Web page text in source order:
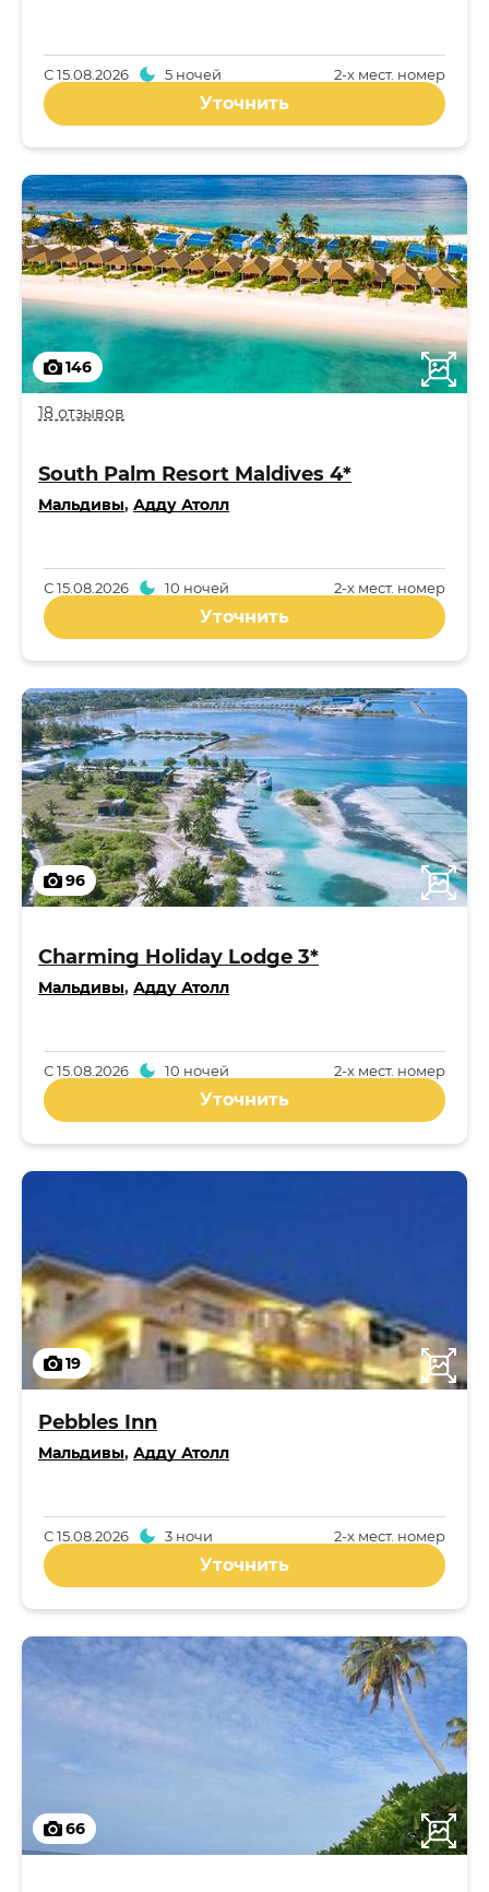
2-x мест. номер
С15.08.2026 5 ночей
Уточнить
146
18 отзывов
South Palm Resort Maldives 4*
Мальдивы, Адду Атолл
2-x мест. номер
С15.08.2026 10 ночей
Уточнить
96
Charming Holiday Lodge 3*
Мальдивы, Адду Атолл
2-x мест. номер
С15.08.2026 10 ночей
Уточнить
19
Pebbles Inn
Мальдивы, Адду Атолл
2-x мест. номер
С15.08.2026 3 ночи
Уточнить
66